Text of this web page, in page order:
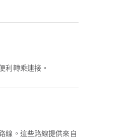
利轉乘連接。
線。這些路線提供來自